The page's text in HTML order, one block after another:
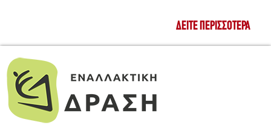
ΔΕΊΤΕ ΠΕΡΙΣΣΌΤΕΡΑ